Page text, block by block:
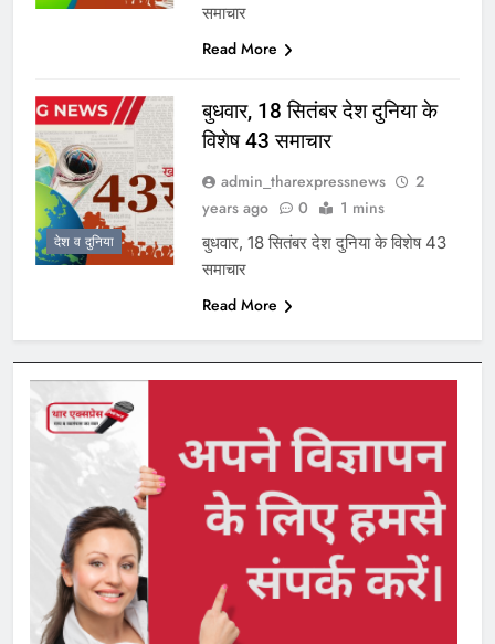
समाचार
Read More
देश व दुनिया
बुधवार, 18 सितंबर देश दुनिया के
विशेष 43 समाचार
admin_tharexpressnews
2
years ago
0 1 mins
बुधवार, 18 सितंबर देश दुनिया के विशेष 43
समाचार
Read More